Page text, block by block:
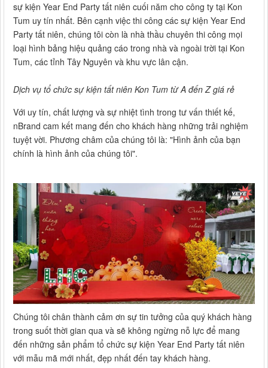
sự kiện Year End Party tất niên cuối năm cho công ty tại Kon
Tum uy tín nhất. Bên cạnh việc thi công các sự kiện Year End
Party tất niên, chúng tôi còn là nhà thầu chuyên thi công mọi
loại hình bảng hiệu quảng cáo trong nhà và ngoài trời tại Kon
Tum, các tỉnh Tây Nguyên và khu vực lân cận.
Dịch vụ tổ chức sự kiện tất niên Kon Tum từ A đến Z giá rẻ
Với uy tín, chất lượng và sự nhiệt tình trong tư vấn thiết kế,
nBrand cam kết mang đến cho khách hàng những trải nghiệm
tuyệt vời. Phương châm của chúng tôi là: "Hình ảnh của bạn
chính là hình ảnh của chúng tôi".
Chúng tôi chân thành cảm ơn sự tin tưởng của quý khách hàng
trong suốt thời gian qua và sẽ không ngừng nỗ lực để mang
đến những sản phẩm tổ chức sự kiện Year End Party tất niên
với mẫu mã mới nhất, đẹp nhất đến tay khách hàng.